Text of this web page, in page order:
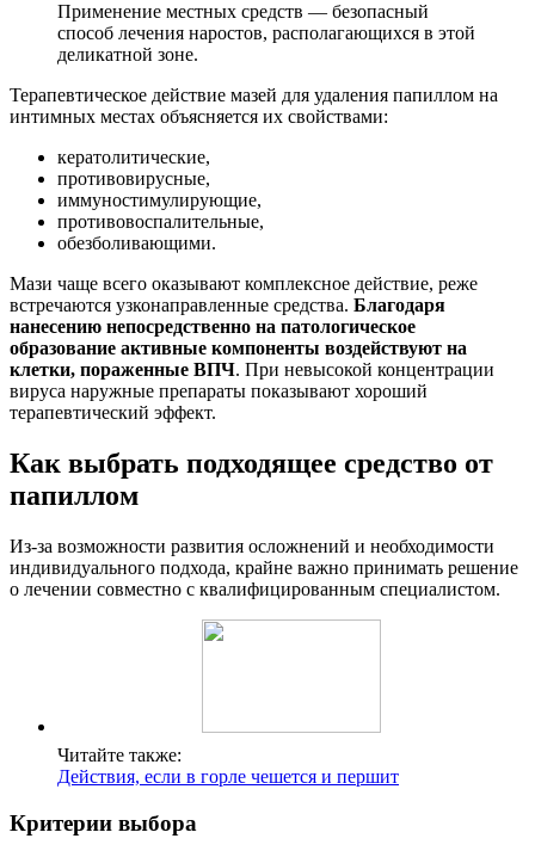
Применение местных средств — безопасный
способ лечения наростов, располагающихся в этой
деликатной зоне.
Терапевтическое действие мазей для удаления папиллом на
интимных местах объясняется их свойствами:
кератолитические,
противовирусные,
иммуностимулирующие,
противовоспалительные,
обезболивающими.
Мази чаще всего оказывают комплексное действие, реже
встречаются узконаправленные средства. Благодаря
нанесению непосредственно на патологическое
образование активные компоненты воздействуют на
клетки, пораженные ВПЧ. При невысокой концентрации
вируса наружные препараты показывают хороший
терапевтический эффект.
Как выбрать подходящее средство от
папиллом
Из-за возможности развития осложнений и необходимости
индивидуального подхода, крайне важно принимать решение
о лечении совместно с квалифицированным специалистом.
Читайте также:
Действия, если в горле чешется и першит
Критерии выбора